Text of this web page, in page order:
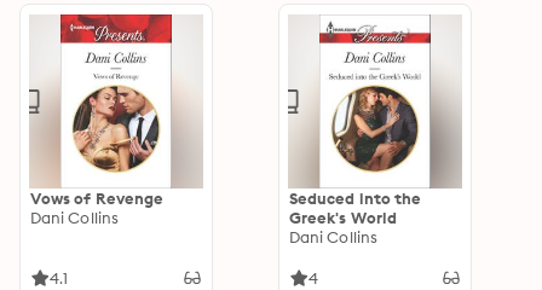
Vows of Revenge
Dani Collins
4.1
Seduced into the
Greek's World
Dani Collins
4